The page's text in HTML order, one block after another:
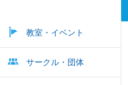
教室・イベント
サークル・団体